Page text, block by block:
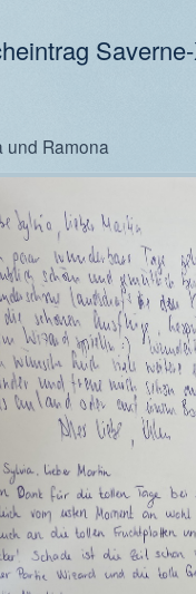
und Ramona